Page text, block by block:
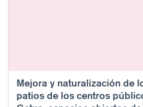
Mejora y naturalización de
patios de los centros